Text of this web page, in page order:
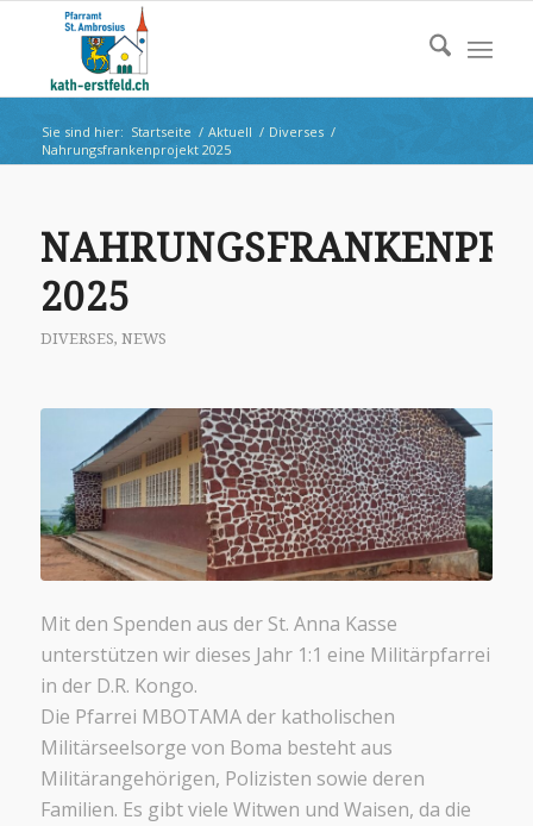
Sie sind hier: Startseite / Aktuell / Diverses /
Nahrungsfrankenprojekt 2025
2025
DIVERSES, NEWS
Mit den Spenden aus der St. Anna Kasse
unterstützen wir dieses Jahr 1:1 eine Militärpfarrei
in der D.R. Kongo.
Die Pfarrei MBOTAMA der katholischen
Militärseelsorge von Boma besteht aus
Militärangehörigen, Polizisten sowie deren
Familien. Es gibt viele Witwen und Waisen, da die